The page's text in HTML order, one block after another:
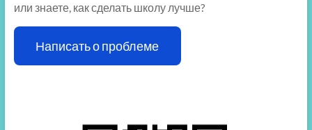
или знаете, как сделать школу лучше?
Написать о проблеме